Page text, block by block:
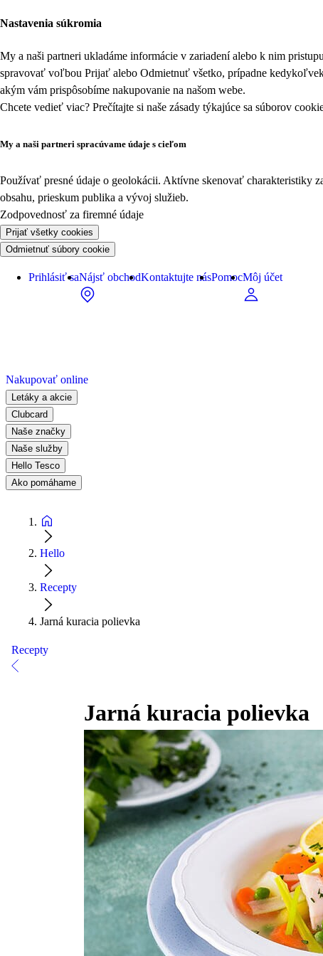
Nastavenia súkromia
My a naši partneri ukladáme informácie v zariadení alebo k nim
spravovať voľbou Prijať alebo Odmietnuť všetko, prípadne
akým vám prispôsobíme nakupovanie na našom webe.
Chcete vedieť viac? Prečítajte si naše zásady týkajúce sa súborov
My a naši partneri spracúvame údaje s cieľom
Používať presné údaje o geolokácii. Aktívne skenovať charakteristiky
obsahu, prieskum publika a vývoj služieb.
Zodpovednosť za firemné údaje
Prijať všetky cookies
Odmietnuť súbory cookie
Prihlásiť saNájsť obchodKontaktujte násPomocMôj účet
Nakupovať online
Letáky a akcie
Clubcard
Naše značky
Naše služby
Hello Tesco
Ako pomáhame
Hello
Recepty
Jarná kuracia polievka
Recepty
Jarná kuracia polievka